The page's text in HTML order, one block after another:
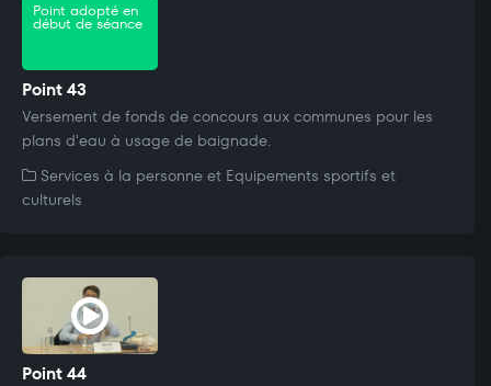
Point adopté en
début de séance
Point 43
Versement de fonds de concours aux communes pour les
plans d'eau à usage de baignade.
Services à la personne et Equipements sportifs et
culturels
Point 44